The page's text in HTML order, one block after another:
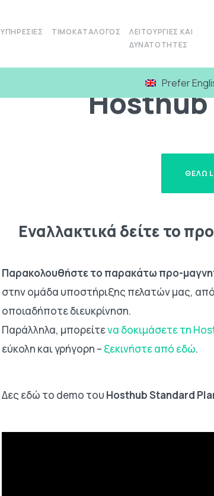
ΥΠΗΡΕΣΊΕΣ ΤΙΜΟΚΑΤΆΛΟΓΟΣ
ΛΕΙΤΟΥΡΓΊΕΣ ΚΑΙ
ΔΥΝΑΤΌΤΗΤΕΣ
Prefer
ΘΕΛΩ
Εναλλακτικά δείτε το
Παρακολουθήστε το παρακάτω προ-
στην ομάδα υποστήριξης πελατών μας, από
οποιαδήποτε διευκρίνηση.
Παράλληλα, μπορείτενα δοκιμάσετε τη
εύκολη και γρήγορη – ξεκινήστε από εδώ.
Δες εδώ το demo του Hosthub Standard